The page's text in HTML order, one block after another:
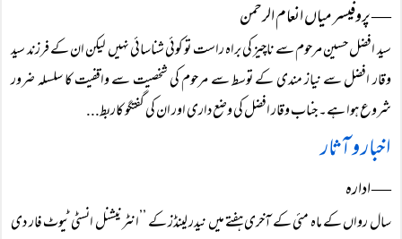
― پروفیسر میاں انعام الرحمن
سید افضل حسین مرحوم سے ناچیز کی براہ راست تو کوئی شناسائی نہیں لیکن ان کے فرزند سید
وقار افضل سے نیاز مندی کے توسط سے مرحوم کی شخصیت سے واقفیت کا سلسلہ ضرور
شروع ہوا ہے۔ جناب وقار افضل کی وضع داری اور ان کی گفتگو کاربط...
اخبار و آثار
― ادارہ
سال رواں کے ماہ مئی کے آخری ہفتے میں نیدر لینڈز کے ’’انٹر نیشنل انسٹی ٹیوٹ فار دی